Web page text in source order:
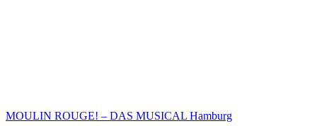
MOULIN ROUGE! – DAS MUSICAL Hamburg